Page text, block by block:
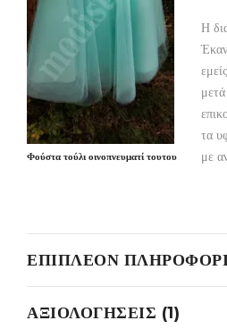
Φούστα τούλι οινοπνευματί τουτου
Η
εμείς
τα
με
ΕΠΙΠΛΈΟΝ
ΑΞΙΟΛΟΓΉΣΕΙΣ (1)